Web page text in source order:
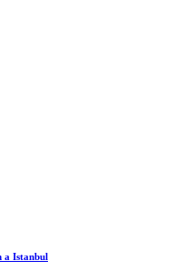
a Istanbul